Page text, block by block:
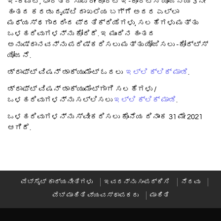
ಹಂತದ ಕರಡು ದೃಷ್ಟಿ ದಾಖಲೆಯ ಬಗ್ಗೆ ಅದರ ಎಲ್ಲಾ
ಮಧ್ಯಸ್ಥಗಾರರಿಂದ ಪ್ರತಿಕ್ರಿಯೆಗಳು, ಸಲಹೆಗಳು ಮತ್ತು
ಒಳಹರಿವುಗಳನ್ನು ಕೋರಿದೆ. ಇ ಮುಂದಿನ ಹಂತದ
ಅನುಷ್ಠಾನವನ್ನು ಪರಿಷ್ಕರಿಸಲು ಮತ್ತು ಯೋಜಿಸಲು -ಕೋರ್ಟ್ಸ್
ಯೋಜನೆ.
ಡ್ರಾಫ್ಟ್ ವಿಷನ್ ಡಾಕ್ಯುಮೆಂಟ್ ಓದಲು ಇಲ್ಲಿ ಕ್ಲಿಕ್ ಮಾಡಿ
ಡ್ರಾಫ್ಟ್ ವಿಷನ್ ಡಾಕ್ಯುಮೆಂಟ್ಗಾಗಿ ಸಲಹೆಗಳು /
ಒಳಹರಿವುಗಳನ್ನು ಸಲ್ಲಿಸಲು ಇಲ್ಲಿ ಕ್ಲಿಕ್ ಮಾಡಿ
ಒಳಹರಿವುಗಳನ್ನು ಸ್ವೀಕರಿಸಲು ಕೊನೆಯ ದಿನಾಂಕ 31 ಮೇ 2021
ಆಗಿದೆ.
ವೆಬ್‍ಸೈಟ್ ಕಾರ್ಯನೀತಿಗಳು ಇವರನ್ನು ಸಂಪರ್ಕಿಸಿ
ನೆರವು
ವೆಬ್ ಮಾಹಿತಿ ವ್ಯವಸ್ಥಾಪಕರು
ಮಾಹಿತಿ